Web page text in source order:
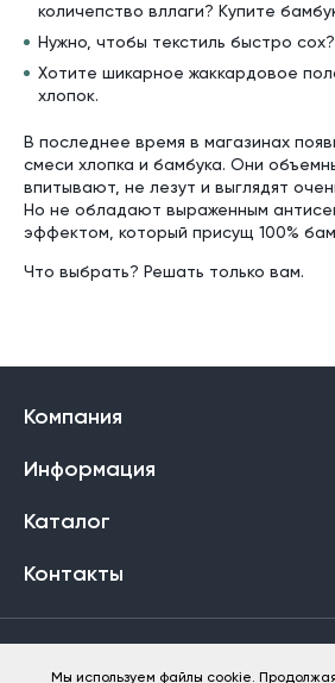
количепство вллаги? Купите
Нужно, чтобы текстиль быстро
Хотите шикарное жаккардовое
хлопок.
В последнее время в магазинах
смеси хлопка и бамбука. Они
впитывают, не лезут и выглядят
Но не обладают выраженным
эффектом, который присущ 100%
Что выбрать? Решать только вам.
Компания
Информация
Каталог
Контакты
Мы используем файлы cookie.